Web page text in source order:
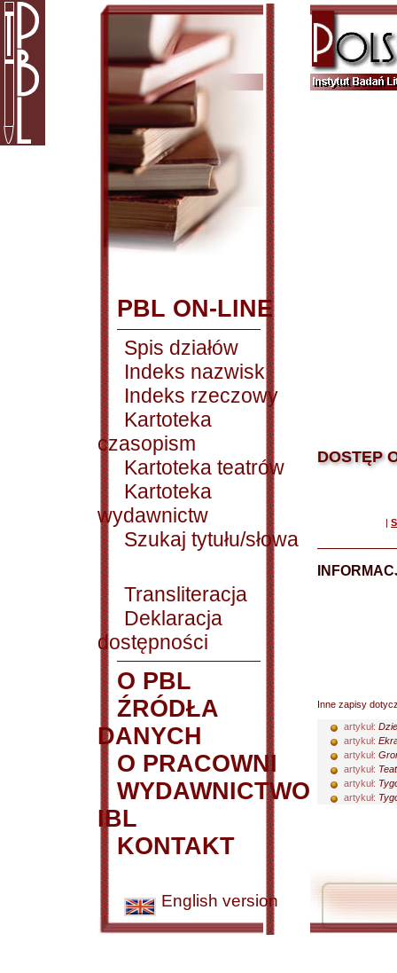
PBL ON-LINE
Spis działów
Indeks nazwisk
Indeks rzeczowy
Kartoteka
czasopism
Kartoteka teatrów
Kartoteka
wydawnictw
Szukaj tytułu/słowa
Transliteracja
Deklaracja
dostępności
O PBL
ŹRÓDŁA
DANYCH
O PRACOWNI
WYDAWNICTWO
IBL
KONTAKT
English version
DOSTĘP
|
Inne zapisy
artykuł:
artykuł:
artykuł:
artykuł:
artykuł:
artykuł: